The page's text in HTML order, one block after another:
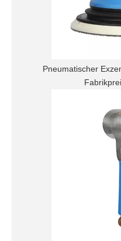
Pneumatischer